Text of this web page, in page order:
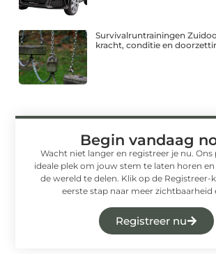
Survivalruntrainingen
kracht, conditie en
Begin vandaag
Wacht niet langer en registreer je nu.
ideale plek om jouw stem te laten horen
de wereld te delen. Klik op de Registreer-
eerste stap naar meer zichtbaarheid
Registreer nu